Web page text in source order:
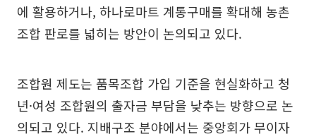
에 활용하거나, 하나로마트 계통구매를 확대해 농촌
조합 판로를 넓히는 방안이 논의되고 있다.
조합원 제도는 품목조합 가입 기준을 현실화하고 청
년·여성 조합원의 출자금 부담을 낮추는 방향으로 논
의되고 있다. 지배구조 분야에서는 중앙회가 무이자